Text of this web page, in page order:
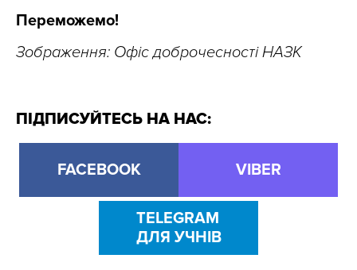
Переможемо!
Зображення: Офіс доброчесності НАЗК
ПІДПИСУЙТЕСЬ НА НАС:
FACEBOOK VIBER
TELEGRAM
ДЛЯ УЧНІВ